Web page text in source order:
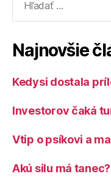
Najnovšie
Kedysi dostala
Investorov čaká
Vtip o psíkovi a
Akú silu má tanec?